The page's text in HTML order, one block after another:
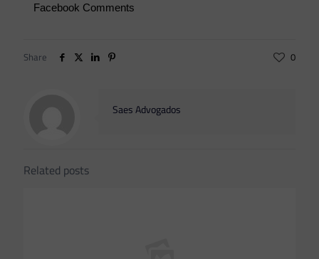
Facebook Comments
Share 0
Saes Advogados
Related posts